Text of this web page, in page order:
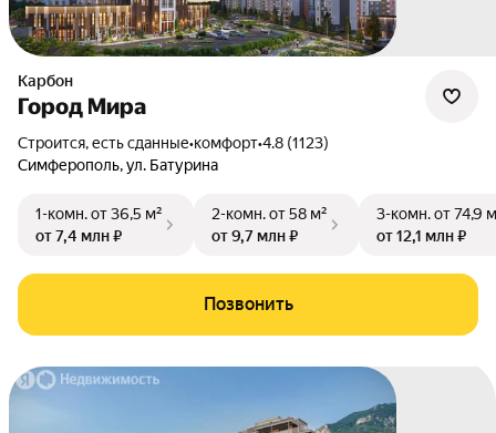
Карбон
Город Мира
Строится, есть сданные•комфорт•4.8 (1123)
Симферополь,ул. Батурина
1-комн.от 36,5 м²
от 7,4 млн ₽
2-комн.от 58 м²
от 9,7 млн ₽
3-комн.от 74,9
от 12,1 млн ₽
Позвонить